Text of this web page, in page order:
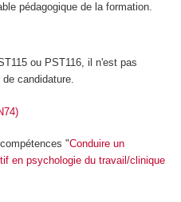
pédagogique de la formation.
ou PST116, il n'est pas
candidature.
"Conduire un
en psychologie du travail/clinique